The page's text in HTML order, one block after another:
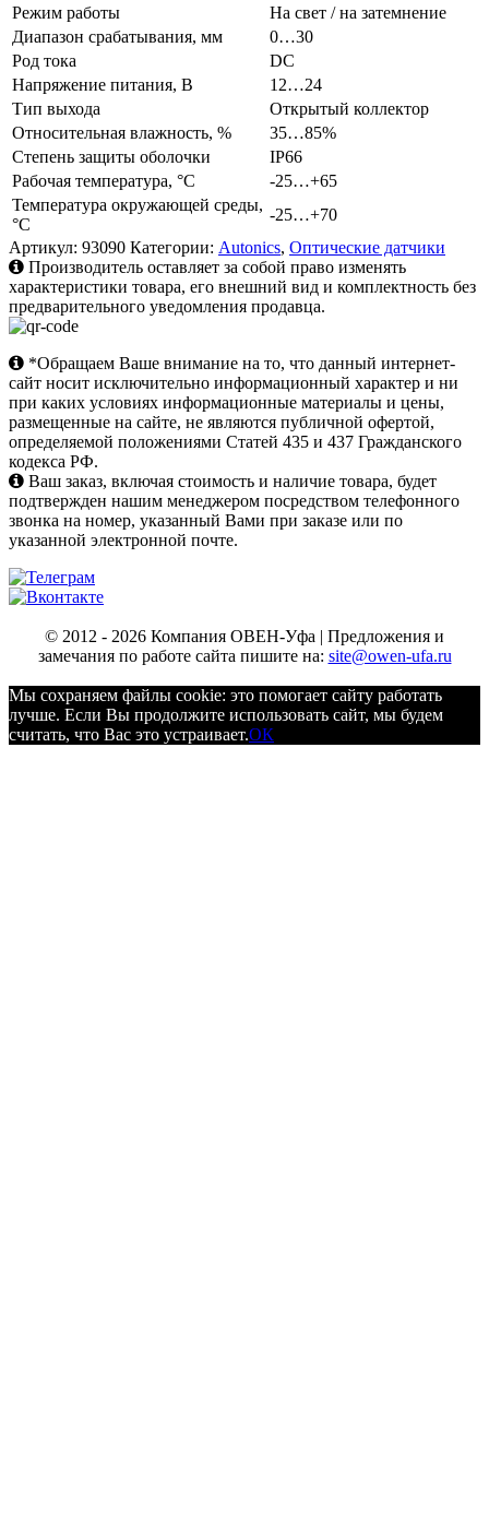
Режим работы
На свет / на затемнение
Диапазон срабатывания, мм
0…30
Род тока
DC
Напряжение питания, В
12…24
Тип выхода
Открытый коллектор
Относительная влажность, %
35…85%
Степень защиты оболочки
IP66
Рабочая температура, °C
-25…+65
Температура окружающей среды,
°C
-25…+70
Артикул: 93090 Категории: Autonics, Оптические датчики
Производитель оставляет за собой право изменять
характеристики товара, его внешний вид и комплектность без
предварительного уведомления продавца.
*Обращаем Ваше внимание на то, что данный интернет-
сайт носит исключительно информационный характер и ни
при каких условиях информационные материалы и цены,
размещенные на сайте, не являются публичной офертой,
определяемой положениями Статей 435 и 437 Гражданского
кодекса РФ.
Ваш заказ, включая стоимость и наличие товара, будет
подтвержден нашим менеджером посредством телефонного
звонка на номер, указанный Вами при заказе или по
указанной электронной почте.
© 2012 - 2026 Компания ОВЕН-Уфа | Предложения и
замечания по работе сайта пишите на: site@owen-ufa.ru
Мы cохраняем файлы cookie: это помогает сайту работать
лучше. Если Вы продолжите использовать сайт, мы будем
считать, что Вас это устраивает.ОК